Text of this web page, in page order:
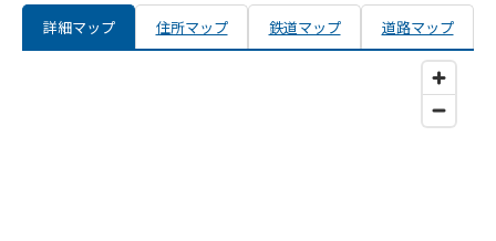
詳細マップ 住所マップ 鉄道マップ 道路マップ